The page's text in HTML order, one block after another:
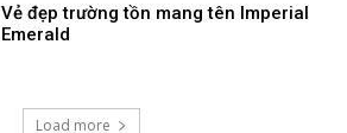
Vẻ đẹp trường tồn mang tên Imperial
Emerald
Load more